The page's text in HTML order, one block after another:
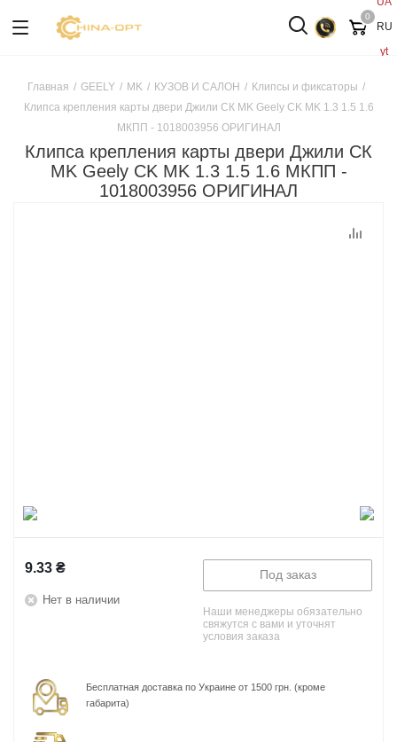
RU
yt
0
Главная / GEELY / MK / КУЗОВ И САЛОН / Клипсы и фиксаторы /
Клипса крепления карты двери Джили СК MK Geely CK MK 1.3 1.5 1.6
МКПП - 1018003956 ОРИГИНАЛ
Клипса крепления карты двери Джили СК
MK Geely CK MK 1.3 1.5 1.6 МКПП -
1018003956 ОРИГИНАЛ
9.33 ₴
Нет в наличии
Под заказ
Наши менеджеры обязательно
свяжутся с вами и уточнят
условия заказа
Бесплатная доставка по Украине от 1500 грн. (кроме
габарита)